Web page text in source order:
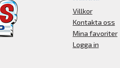
Villkor
Kontakta oss
Mina favoriter
Logga in